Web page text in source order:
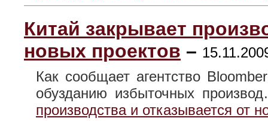
Китай закрывает
новых проектов –
Как сообщает агентство
обузданию избыточных
производства и отказывается от